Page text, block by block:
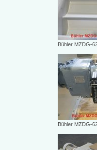
Bühler MZDG-
Bühler MZDG-